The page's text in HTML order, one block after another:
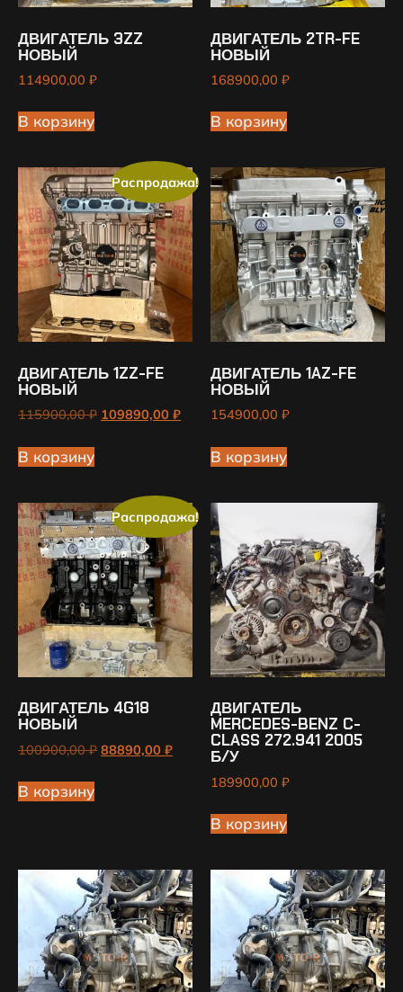
ДВИГАТЕЛЬ 3ZZ
НОВЫЙ
114900,00 ₽
В корзину
ДВИГАТЕЛЬ 2TR-FE
НОВЫЙ
168900,00 ₽
В корзину
Распродажа!
ДВИГАТЕЛЬ 1ZZ-FE
НОВЫЙ
115900,00₽ 109890,00 ₽
В корзину
ДВИГАТЕЛЬ 1AZ-FE
НОВЫЙ
154900,00 ₽
В корзину
Распродажа!
ДВИГАТЕЛЬ 4G18
НОВЫЙ
100900,00₽ 88890,00 ₽
В корзину
ДВИГАТЕЛЬ
MERCEDES-BENZ C-
CLASS 272.941 2005
Б/У
189900,00 ₽
В корзину